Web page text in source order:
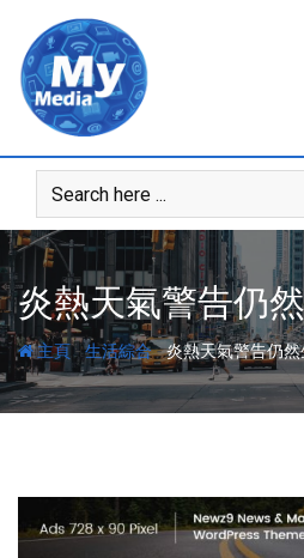
炎熱天氣警告仍
主頁-生活綜合-炎熱天氣警告仍然